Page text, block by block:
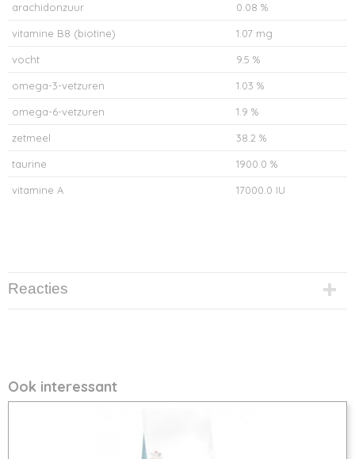
arachidonzuur 0.08 %
vitamine B8 (biotine) 1.07 mg
vocht 9.5 %
omega-3-vetzuren 1.03 %
omega-6-vetzuren 1.9 %
zetmeel 38.2 %
taurine 1900.0 %
vitamine A 17000.0 IU
Reacties
Ook interessant